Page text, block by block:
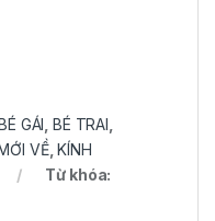
GÁI BÉ TRAI
VỀ,KÍNH
Từ khóa: